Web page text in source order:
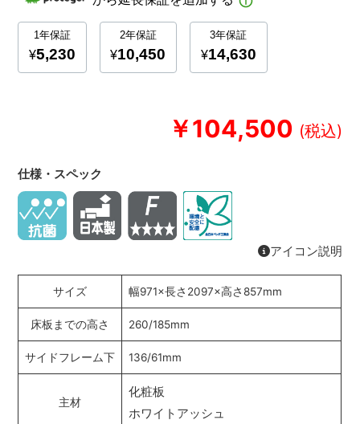
￥104,500
仕様・スペック
アイコン説明
サイズ 幅971×長さ2097×高さ857mm
床板までの高さ 260/185mm
サイドフレーム下 136/61mm
主材
化粧板
ホワイトアッシュ